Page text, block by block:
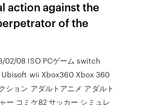
action against the
of the
02/08 ISO PCゲーム switch
wii Xbox360 Xbox 360
ション アダルトアニメ アダルト
ー コミケ82 サッカー シミュレ